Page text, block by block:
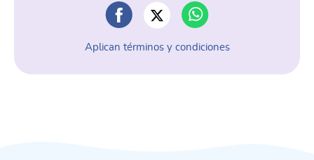
Aplican términos y condiciones